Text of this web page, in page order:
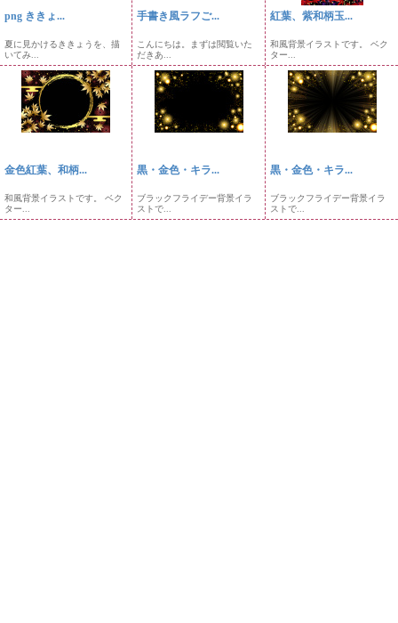
png ききょ...
夏に見かけるききょうを、描
いてみ...
手書き風ラフご...
こんにちは。まずは閲覧いた
だきあ...
紅葉、紫和柄玉...
和風背景イラストです。 ベク
ター...
金色紅葉、和柄...
和風背景イラストです。 ベク
ター...
黒・金色・キラ...
ブラックフライデー背景イラ
ストで...
黒・金色・キラ...
ブラックフライデー背景イラ
ストで...